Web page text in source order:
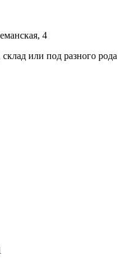
4
или под разного рода